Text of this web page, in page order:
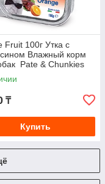
Fruit 100г Утка с
Влажный корм
Pate & Chunkies
& Orange
₸
Купить